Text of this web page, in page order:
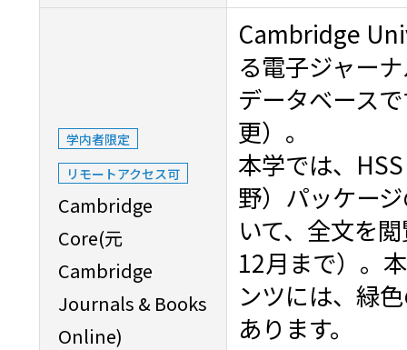
学内者限定
リモートアクセス可
Cambridge
Core(元
Cambridge
Journals & Books
Online)
Cambridge
る電子ジャー
データベース
更）。
本学では、
野）パッケー
いて、全文を
12月まで）。
ンツには、緑
あります。